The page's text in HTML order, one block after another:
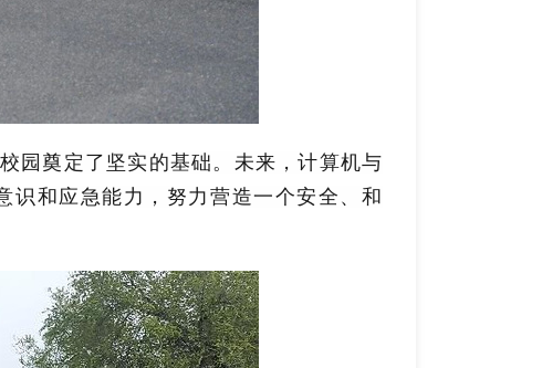
园奠定了坚实的基础。未来，计算机与
识和应急能力，努力营造一个安全、和